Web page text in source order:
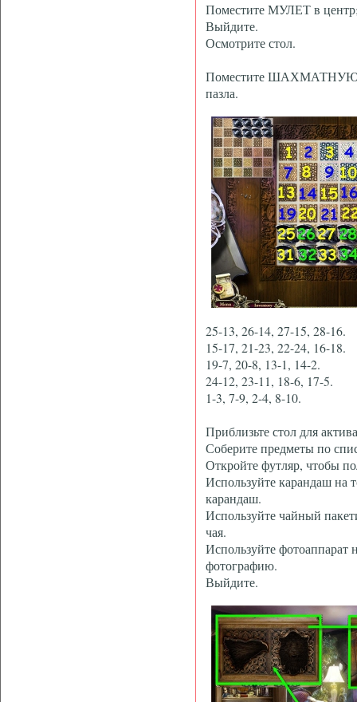
Поместите МУЛЕТ в
Выйдите.
Осмотрите стол.
Поместите ШАХМАТНУЮ
пазла.
25-13, 26-14, 27-15, 28-16.
15-17, 21-23, 22-24, 16-18.
19-7, 20-8, 13-1, 14-2.
24-12, 23-11, 18-6, 17-5.
1-3, 7-9, 2-4, 8-10.
Приблизьте стол для
Соберите предметы по
Откройте футляр, чтобы
Используйте карандаш на
карандаш.
Используйте чайный
чая.
Используйте фотоаппарат
фотографию.
Выйдите.